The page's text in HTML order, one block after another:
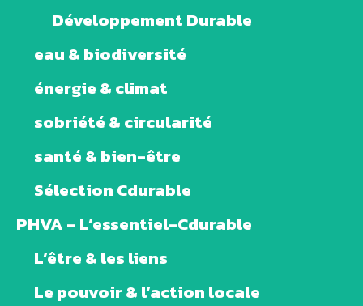
Développement Durable
eau & biodiversité
énergie & climat
sobriété & circularité
santé & bien-être
Sélection Cdurable
PHVA – L’essentiel-Cdurable
L’être & les liens
Le pouvoir & l’action locale